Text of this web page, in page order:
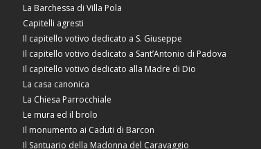
La Barchessa di Villa Pola
Capitelli agresti
Il capitello votivo dedicato a S. Giuseppe
Il capitello votivo dedicato a Sant’Antonio di Padova
Il capitello votivo dedicato alla Madre di Dio
La casa canonica
La Chiesa Parrocchiale
Le mura ed il brolo
Il monumento ai Caduti di Barcon
Il Santuario della Madonna del Caravaggio